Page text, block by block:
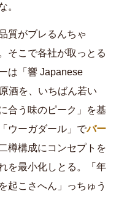
。
質がブレるんちゃ
そこで各社が取っとる
は「響 Japanese
酒を、いちばん若い
合う味のピーク」を基
ウーガダール」でバー
樽構成にコンセプトを
を最小化しとる。「年
起こさへん」っちゅう